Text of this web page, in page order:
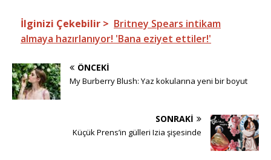
İlginizi Çekebilir > Britney Spears intikam
almaya hazırlanıyor! 'Bana eziyet ettiler!'
ÖNCEKI
My Burberry Blush: Yaz kokularına yeni bir boyut
SONRAKI
Küçük Prens’in gülleri Izia şişesinde